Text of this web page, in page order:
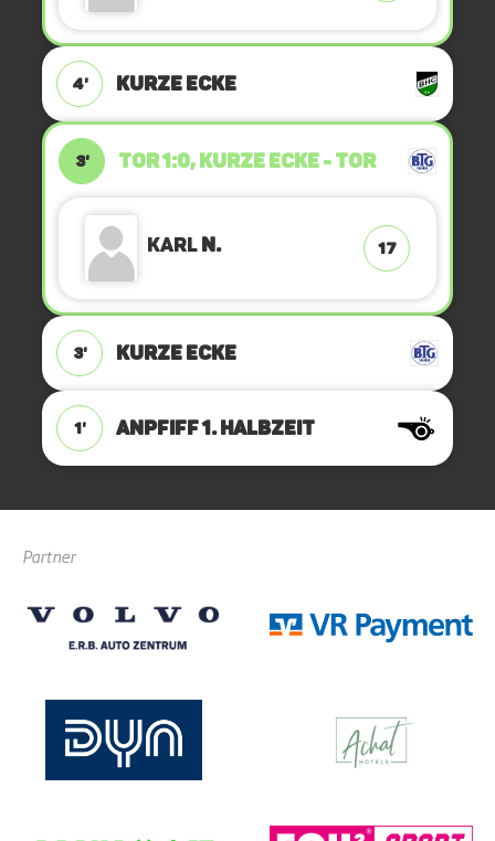
4' KURZE ECKE
3' TOR 1:0, KURZE ECKE - TOR
KarlN. 17
3' KURZE ECKE
1' ANPFIFF 1. Halbzeit
Partner